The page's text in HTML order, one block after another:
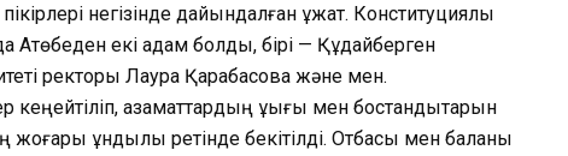
негізінде дайындалған құжат. Конституциялық
екі адам болдық, бірі — Құдайберген
ректоры Лаура Қарабасова және мен.
кеңейтіліп, азаматтардың құқығы мен бостандықтарын
жоғары құндылық ретінде бекітілді. Отбасы мен баланы